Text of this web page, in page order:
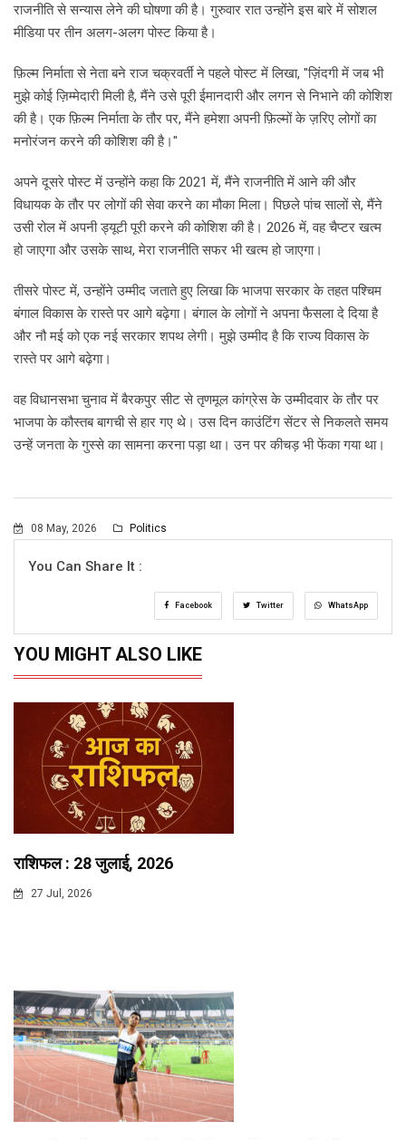
राजनीति से सन्यास लेने की घोषणा की है। गुरुवार रात उन्होंने इस बारे में सोशल
मीडिया पर तीन अलग-अलग पोस्ट किया है।
फ़िल्म निर्माता से नेता बने राज चक्रवर्ती ने पहले पोस्ट में लिखा, "ज़िंदगी में जब भी
मुझे कोई ज़िम्मेदारी मिली है, मैंने उसे पूरी ईमानदारी और लगन से निभाने की कोशिश
की है। एक फ़िल्म निर्माता के तौर पर, मैंने हमेशा अपनी फ़िल्मों के ज़रिए लोगों का
मनोरंजन करने की कोशिश की है।"
अपने दूसरे पोस्ट में उन्होंने कहा कि 2021 में, मैंने राजनीति में आने की और
विधायक के तौर पर लोगों की सेवा करने का मौका मिला। पिछले पांच सालों से, मैंने
उसी रोल में अपनी ड्यूटी पूरी करने की कोशिश की है। 2026 में, वह चैप्टर खत्म
हो जाएगा और उसके साथ, मेरा राजनीति सफर भी खत्म हो जाएगा।
तीसरे पोस्ट में, उन्होंने उम्मीद जताते हुए लिखा कि भाजपा सरकार के तहत पश्चिम
बंगाल विकास के रास्ते पर आगे बढ़ेगा। बंगाल के लोगों ने अपना फैसला दे दिया है
और नौ मई को एक नई सरकार शपथ लेगी। मुझे उम्मीद है कि राज्य विकास के
रास्ते पर आगे बढ़ेगा।
वह विधानसभा चुनाव में बैरकपुर सीट से तृणमूल कांग्रेस के उम्मीदवार के तौर पर
भाजपा के कौस्तब बागची से हार गए थे। उस दिन काउंटिंग सेंटर से निकलते समय
उन्हें जनता के गुस्से का सामना करना पड़ा था। उन पर कीचड़ भी फेंका गया था।
08 May, 2026 Politics
You Can Share It :
Facebook Twitter WhatsApp
YOU MIGHT ALSO LIKE
राशिफल : 28 जुलाई, 2026
27 Jul, 2026